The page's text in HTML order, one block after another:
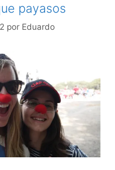
payasos
por Eduardo